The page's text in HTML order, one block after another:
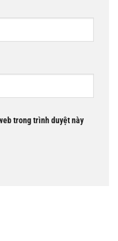
trong trình duyệt này